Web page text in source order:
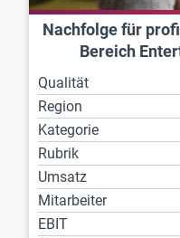
Nachfolge für
Bereich
Qualität
Region
Kategorie
Rubrik
Umsatz
Mitarbeiter
EBIT